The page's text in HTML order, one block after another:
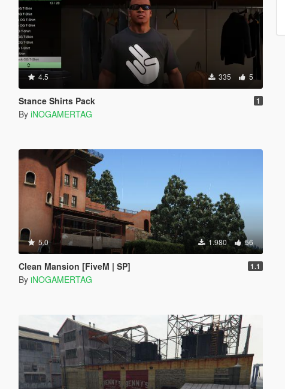
4.5 335 5
Stance Shirts Pack 1
By iNOGAMERTAG
5.0 1.980 56
Clean Mansion [FiveM | SP] 1.1
By iNOGAMERTAG